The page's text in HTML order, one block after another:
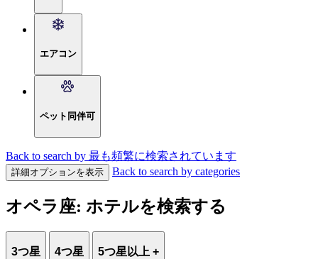
エアコン
ペット同伴可
Back to search by 最も頻繁に検索されています
詳細オプションを表示 Back to search by categories
オペラ座: ホテルを検索する
3つ星 4つ星 5つ星以上 +